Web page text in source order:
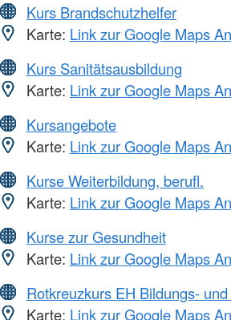
Kurs Brandschutzhelfer
Karte: Link zur Google Maps
Kurs Sanitätsausbildung
Karte: Link zur Google Maps
Kursangebote
Karte: Link zur Google Maps
Kurse Weiterbildung, berufl.
Karte: Link zur Google Maps
Kurse zur Gesundheit
Karte: Link zur Google Maps
Rotkreuzkurs EH Bildungs-
Karte: Link zur Google Maps